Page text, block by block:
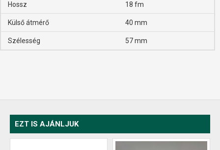
Hossz 18 fm
Külső átmérő 40 mm
Szélesség 57 mm
EZT IS AJÁNLJUK